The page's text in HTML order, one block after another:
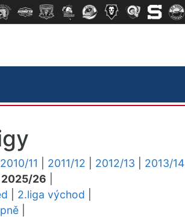
2010/11 2011/12 2012/13 2013/14
2025/26
2.liga východ